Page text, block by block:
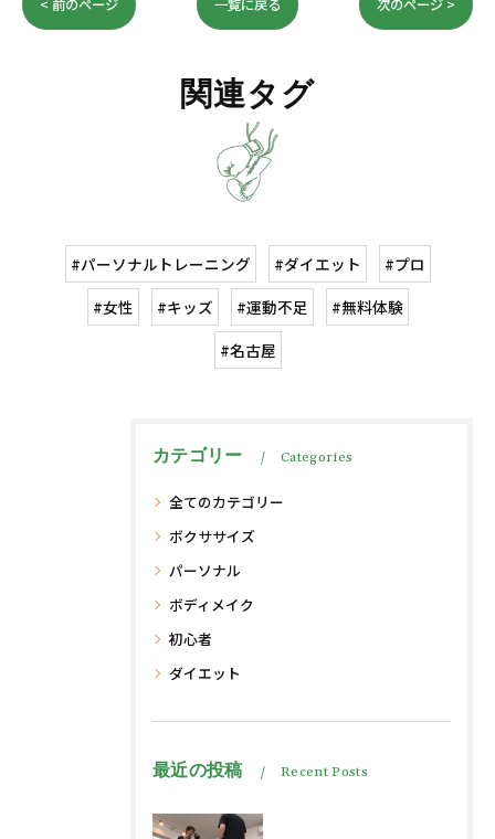
関連タグ
#パーソナルトレーニング #ダイエット
#プロ
#女性
#キッズ #運動不足
#無料体験
#名古屋
カテゴリー Categories
全てのカテゴリー
ボクササイズ
パーソナル
ボディメイク
初心者
ダイエット
最近の投稿 Recent Posts